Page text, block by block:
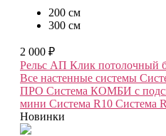
200 см
300 см
2 000 ₽
Рельс АП Клик потолочный
Все настенные системы
ПРО Система КОМБИ с
мини Система R10 Система
Новинки